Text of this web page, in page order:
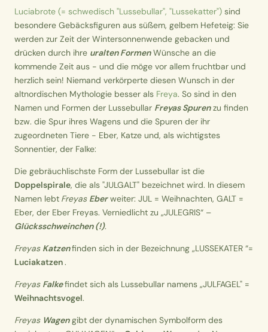
Luciabrote (= schwedisch "Lussebullar", "Lussekatter") sind
besondere Gebäcksfiguren aus süßem, gelbem Hefeteig: Sie
werden zur Zeit der Wintersonnenwende gebacken und
drücken durch ihre uralten FormenWünsche an die
kommende Zeit aus - und die möge vor allem fruchtbar und
herzlich sein! Niemand verkörperte diesen Wunsch in der
altnordischen Mythologie besser als Freya. So sind in den
Namen und Formen der Lussebullar Freyas Spurenzu finden
bzw. die Spur ihres Wagens und die Spuren der ihr
zugeordneten Tiere - Eber, Katze und, als wichtigstes
Sonnentier, der Falke:
Die gebräuchlischste Form der Lussebullar ist die
Doppelspirale, die als "JULGALT" bezeichnet wird. In diesem
Namen lebt Freyas Eber weiter: JUL = Weihnachten, GALT =
Eber, der Eber Freyas. Verniedlicht zu „JULEGRIS“ –
Glücksschweinchen (!).
Freyas Katzenfinden sich in der Bezeichnung „LUSSEKATER “=
Luciakatzen.
Freyas Falkefindet sich als Lussebullar namens „JULFAGEL" =
Weihnachtsvogel.
Freyas Wagengibt der dynamischen Symbolform des